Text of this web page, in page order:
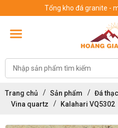
Tổng kho đá granite -
Trang chủ Sản phẩm
Đá
Vina quartz
Kalahari VQ5302